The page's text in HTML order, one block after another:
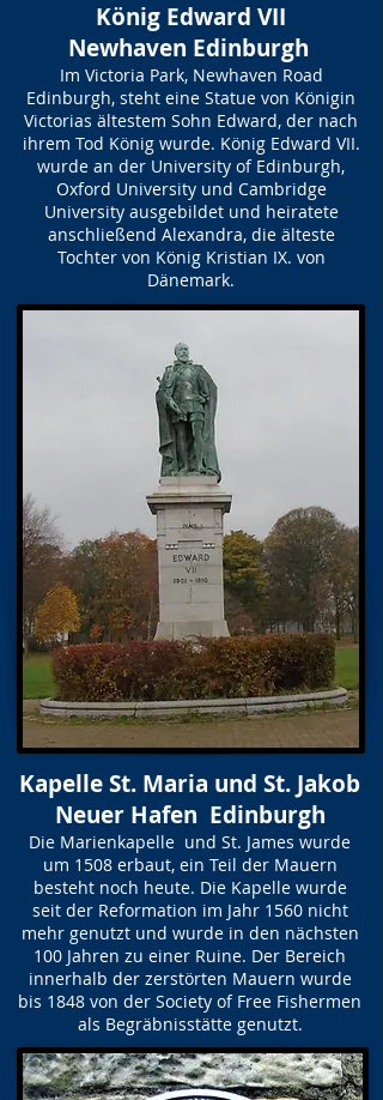
König Edward VII
Newhaven Edinburgh
Im Victoria Park, Newhaven Road
Edinburgh, steht eine Statue von Königin
Victorias ältestem Sohn Edward, der nach
ihrem Tod König wurde. König Edward VII.
wurde an der University of Edinburgh,
Oxford University und Cambridge
University ausgebildet und heiratete
anschließend Alexandra, die älteste
Tochter von König Kristian IX. von
Dänemark.
Kapelle St. Maria und St. Jakob
Neuer Hafen Edinburgh
Die Marienkapelle und St. James wurde
um 1508 erbaut, ein Teil der Mauern
besteht noch heute. Die Kapelle wurde
seit der Reformation im Jahr 1560 nicht
mehr genutzt und wurde in den nächsten
100 Jahren zu einer Ruine. Der Bereich
innerhalb der zerstörten Mauern wurde
bis 1848 von der Society of Free Fishermen
als Begräbnisstätte genutzt.